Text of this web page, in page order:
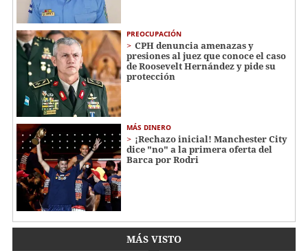
PREOCUPACIÓN
CPH denuncia amenazas y
presiones al juez que conoce el caso
de Roosevelt Hernández y pide su
protección
MÁS DINERO
¡Rechazo inicial! Manchester City
dice "no" a la primera oferta del
Barca por Rodri
MÁS VISTO